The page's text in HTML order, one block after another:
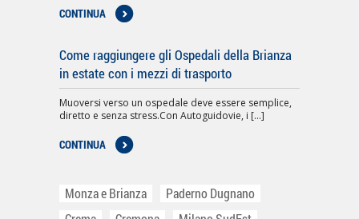
CONTINUA
Come raggiungere gli Ospedali della Brianza
in estate con i mezzi di trasporto
Muoversi verso un ospedale deve essere semplice,
diretto e senza stress.Con Autoguidovie, i [...]
CONTINUA
Monza e Brianza
Paderno Dugnano